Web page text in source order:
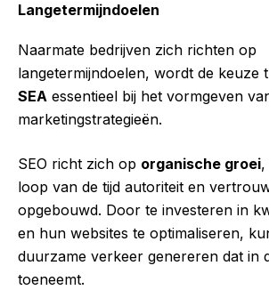
Langetermijndoelen
Naarmate bedrijven zich richten op
langetermijndoelen, wordt de keuze
SEA essentieel bij het vormgeven
marketingstrategieën.
SEO richt zich op organische groei,
loop van de tijd autoriteit en
opgebouwd. Door te investeren in
en hun websites te optimaliseren,
duurzame verkeer genereren dat in
toeneemt.